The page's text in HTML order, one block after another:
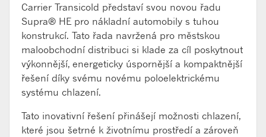
Carrier Transicold představí svou novou řadu
Supra® HE pro nákladní automobily s tuhou
konstrukcí. Tato řada navržená pro městskou
maloobchodní distribuci si klade za cíl poskytnout
výkonnější, energeticky úspornější a kompaktnější
řešení díky svému novému poloelektrickému
systému chlazení.
Tato inovativní řešení přinášejí možnosti chlazení,
které jsou šetrné k životnímu prostředí a zároveň